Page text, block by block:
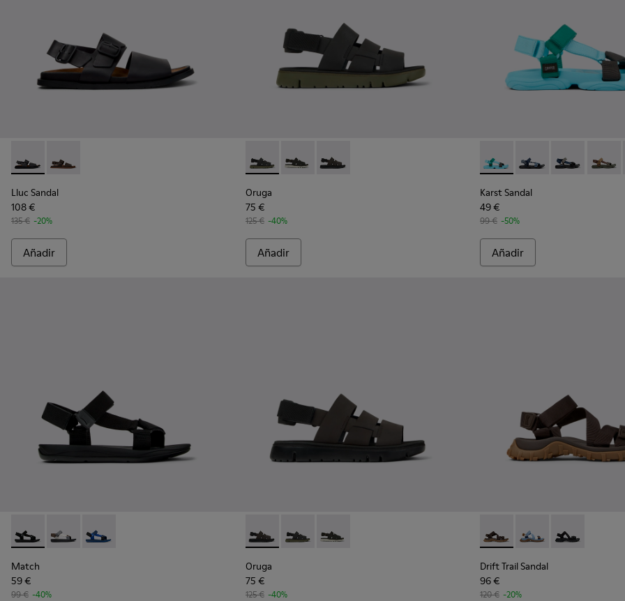
Lluc Sandal - K101092-001 - Sandalias de piel negras para hombre.
Lluc Sandal - K101092-002 - Sandalias de piel marrones para hombre.
Lluc Sandal
108 €
135 € -20%
Añadir
Oruga - K100470-013 - Sandalias de piel y tejido negras para hombre.
Oruga - K100470-006
Oruga - K100470-004 - Sandalias de piel y tejido marrones
Oruga
75 €
125 € -40%
Añadir
Karst Sandal - K101048-003
Karst Sandal -Karst Sandal
Karst
Karst Sandal
49 €
99 € -50%
Añadir
Match - K100539-001 - Sandalias de tejido negras para hombre.
Match - K100539-013
Match - K100539-011 - Sandalias de tejido azules para hombre.
Match
59 €
99 € -40%
Oruga - K100470-004 - Sandalias de piel y tejido marrones para hombre.
Oruga - K100470-013 - Sandalias de piel y tejido negras para hombre.
Oruga - K100470-006
Oruga
75 €
125 € -40%
Drift Trail Sandal -
Drift Trail Sandal -
Drift Trail
Drift Trail Sandal
96 €
120 € -20%